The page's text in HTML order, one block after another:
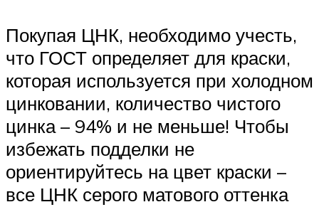
Покупая ЦНК, необходимо учесть,
что ГОСТ определяет для краски,
которая используется при холодном
цинковании, количество чистого
цинка – 94% и не меньше! Чтобы
избежать подделки не
ориентируйтесь на цвет краски –
все ЦНК серого матового оттенка